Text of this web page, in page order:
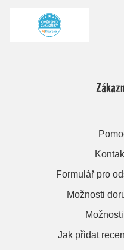
Formulář pro
Možnosti
Jak přidat